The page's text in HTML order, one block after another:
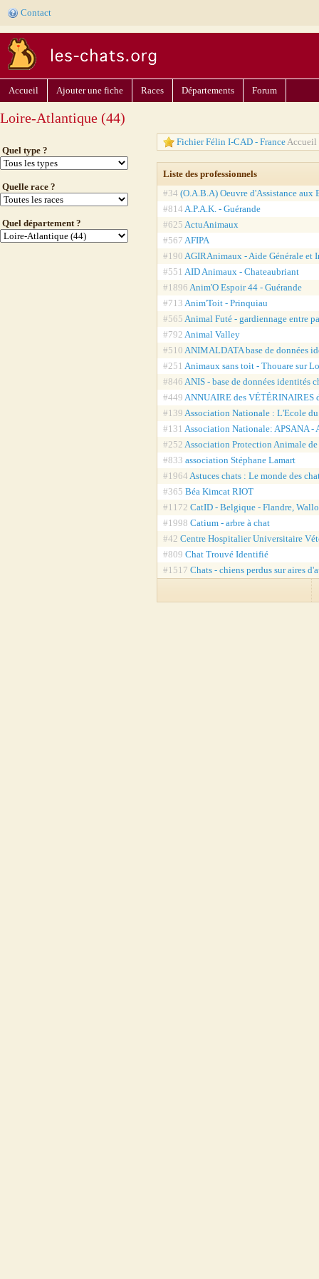
Contact
Accueil Ajouter une fiche Races Départements Forum
Loire-Atlantique (44)
Quel type ?
Quelle race ?
Quel département ?
Fichier Félin I-CAD - FranceAccueil
Liste des professionnels
#34 (O.A.B.A) Oeuvre d'Assistance aux
#814 A.P.A.K. - Guérande
#625 ActuAnimaux
#567 AFIPA
#190 AGIRAnimaux - Aide Générale et
#551 AID Animaux - Chateaubriant
#1896 Anim'O Espoir 44 - Guérande
#713 Anim'Toit - Prinquiau
#565 Animal Futé - gardiennage entre
#792 Animal Valley
#510 ANIMALDATA base de données
#251 Animaux sans toit - Thouare sur
#846 ANIS - base de données identités
#449 ANNUAIRE des VÉTÉRINAIRES
#139 Association Nationale : L'Ecole
#131 Association Nationale: APSANA -
#252 Association Protection Animale
#833 association Stéphane Lamart
#1964 Astuces chats : Le monde des
#365 Béa Kimcat RIOT
#1172 CatID - Belgique - Flandre,
#1998 Catium - arbre à chat
#42 Centre Hospitalier Universitaire
#809 Chat Trouvé Identifié
#1517 Chats - chiens perdus sur aires